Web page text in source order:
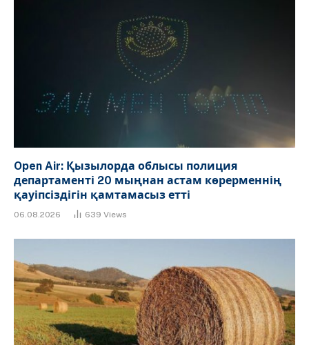
Open Air: Қызылорда облысы полиция
департаменті 20 мыңнан астам көрерменнің
қауіпсіздігін қамтамасыз етті
06.08.2026 639 Views